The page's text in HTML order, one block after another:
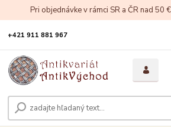
Pri objednávke v rámci SR a ČR nad 50
+421 911 881 967